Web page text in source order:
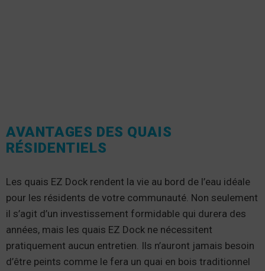
AVANTAGES DES QUAIS
RÉSIDENTIELS
Les quais EZ Dock rendent la vie au bord de l’eau idéale
pour les résidents de votre communauté. Non seulement
il s’agit d’un investissement formidable qui durera des
années, mais les quais EZ Dock ne nécessitent
pratiquement aucun entretien. Ils n’auront jamais besoin
d’être peints comme le fera un quai en bois traditionnel